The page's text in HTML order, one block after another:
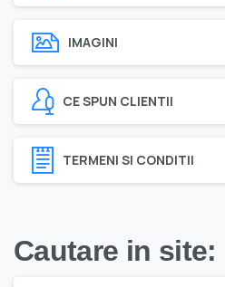
IMAGINI
CE SPUN CLIENTII
TERMENI SI CONDITII
Cautare in site: